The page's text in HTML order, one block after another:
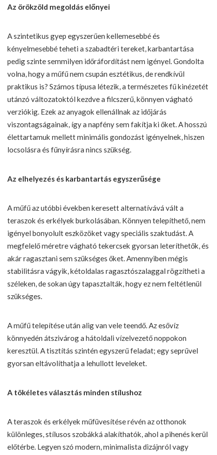
Az örökzöld megoldás előnyei
A szintetikus gyep egyszerűen kellemesebbé és
kényelmesebbé teheti a szabadtéri tereket, karbantartása
pedig szinte semmilyen időráfordítást nem igényel. Gondolta
volna, hogy a műfűnem csupán esztétikus, de rendkívül
praktikus is? Számos típusa létezik, a természetes fű kinézetét
utánzó változatoktól kezdve a filcszerű, könnyen vágható
verziókig. Ezek az anyagok ellenállnak az időjárás
viszontagságainak, így a napfény sem fakítja ki őket. A hosszú
élettartamuk mellett minimális gondozást igényelnek, hiszen
locsolásra és fűnyírásra nincs szükség.
Az elhelyezés és karbantartás egyszerűsége
A műfű az utóbbi években keresett alternatívává vált a
teraszok és erkélyek burkolásában. Könnyen telepíthető, nem
igényel bonyolult eszközöket vagy speciális szaktudást. A
megfelelő méretre vágható tekercsek gyorsan leteríthetők, és
akár ragasztani sem szükséges őket. Amennyiben mégis
stabilitásra vágyik, kétoldalas ragasztószalaggal rögzítheti a
széleken, de sokan úgy tapasztalták, hogy ez nem feltétlenül
szükséges.
A műfű telepítése után alig van vele teendő. Az esővíz
könnyedén átszivárog a hátoldali vízelvezető noppokon
keresztül. A tisztítás szintén egyszerű feladat; egy seprűvel
gyorsan eltávolíthatja a lehullott leveleket.
A tökéletes választás minden stílushoz
A teraszok és erkélyek műfüvesítése révén az otthonok
különleges, stílusos szobákká alakíthatók, ahol a pihenés kerül
előtérbe. Legyen szó modern, minimalista dizájnról vagy